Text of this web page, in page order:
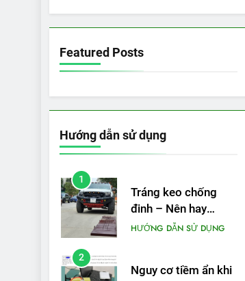
lần sạc đầy?
PIN
Featured Posts
Hướng dẫn sử dụng
1
Tráng keo chống
đinh – Nên hay
không?
HƯỚNG DẪN SỬ DỤNG
2
Nguy cơ tiềm ẩn khi